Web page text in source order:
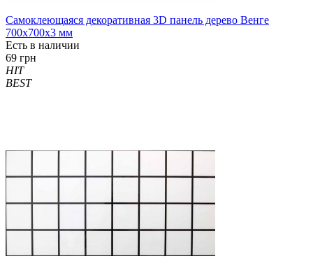
Самоклеющаяся декоративная 3D панель дерево Венге
700x700x3 мм
Есть в наличии
69 грн
HIT
BEST